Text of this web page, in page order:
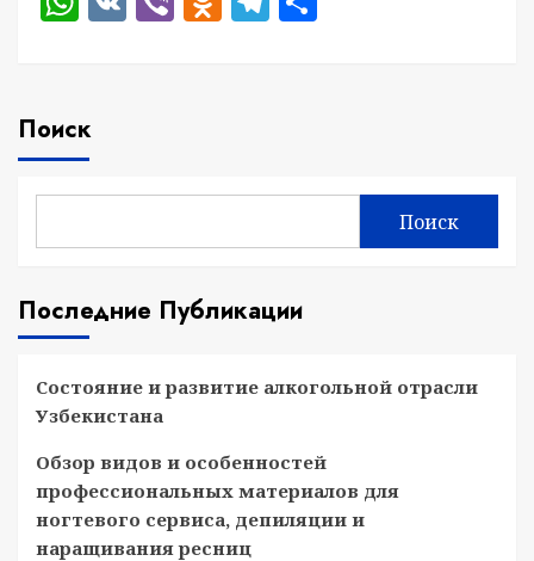
Поиск
Поиск
Последние Публикации
Состояние и развитие алкогольной отрасли
Узбекистана
Обзор видов и особенностей
профессиональных материалов для
ногтевого сервиса, депиляции и
наращивания ресниц